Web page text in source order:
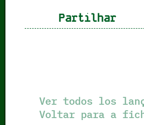
Partilhar
Ver todos los
Voltar para a